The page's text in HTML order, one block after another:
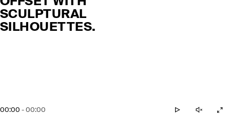
SCULPTURAL
SILHOUETTES.
00:00 - 00:00